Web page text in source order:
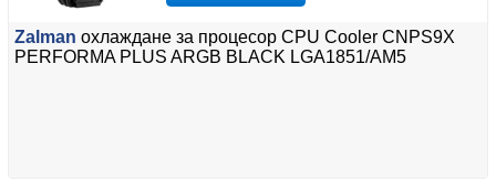
Zalman охлаждане за процесор CPU Cooler CNPS9X
PERFORMA PLUS ARGB BLACK LGA1851/AM5